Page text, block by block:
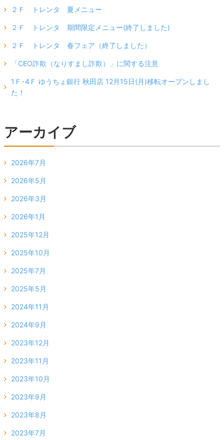
２Ｆ トレンタ 夏メニュー
２Ｆ トレンタ 期間限定メニュー(終了しました)
２Ｆ トレンタ 春フェア（終了しました）
「CEO詐欺（なりすまし詐欺）」に関する注意
1Ｆ･4Ｆ ゆうちょ銀行 秋田店 12月15日(月)移転オープンしまし
た！
アーカイブ
2026年7月
2026年5月
2026年3月
2026年1月
2025年12月
2025年10月
2025年7月
2025年5月
2024年11月
2024年9月
2023年12月
2023年11月
2023年10月
2023年9月
2023年8月
2023年7月